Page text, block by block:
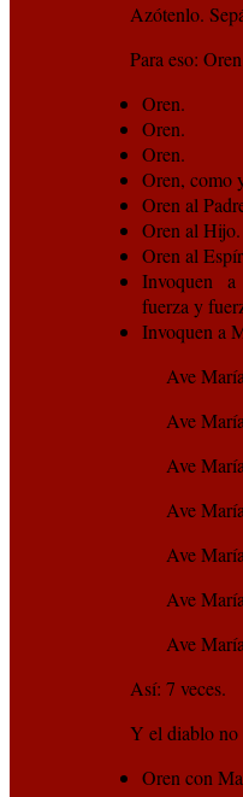
Azótenlo.
Para eso:
Oren.
Oren.
Oren.
Oren, como
Oren al
Oren al Hijo.
Oren al
Invoquen
fuerza y
Invoquen a
Ave María
Ave María
Ave María
Ave María
Ave María
Ave María
Ave
Así: 7 veces.
Y el diablo no
Oren con